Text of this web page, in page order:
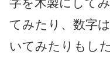
字を木製にして
てみたり、数字
いてみたりもした